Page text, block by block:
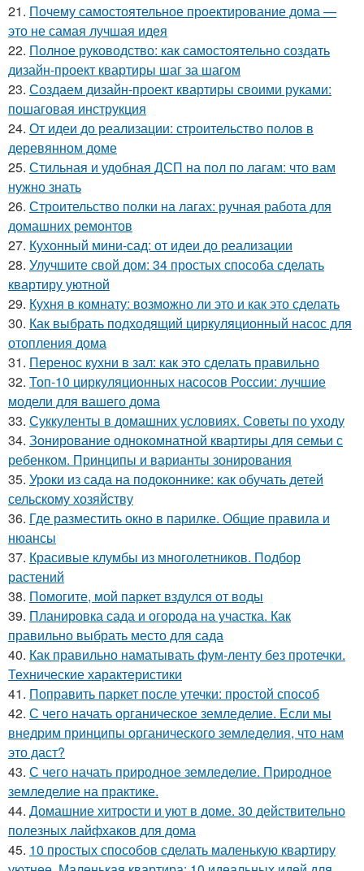
21. Почему самостоятельное проектирование дома —
это не самая лучшая идея
22. Полное руководство: как самостоятельно создать
дизайн-проект квартиры шаг за шагом
23. Создаем дизайн-проект квартиры своими руками:
пошаговая инструкция
24. От идеи до реализации: строительство полов в
деревянном доме
25. Стильная и удобная ДСП на пол по лагам: что вам
нужно знать
26. Строительство полки на лагах: ручная работа для
домашних ремонтов
27. Кухонный мини-сад: от идеи до реализации
28. Улучшите свой дом: 34 простых способа сделать
квартиру уютной
29. Кухня в комнату: возможно ли это и как это сделать
30. Как выбрать подходящий циркуляционный насос для
отопления дома
31. Перенос кухни в зал: как это сделать правильно
32. Топ-10 циркуляционных насосов России: лучшие
модели для вашего дома
33. Суккуленты в домашних условиях. Советы по уходу
34. Зонирование однокомнатной квартиры для семьи с
ребенком. Принципы и варианты зонирования
35. Уроки из сада на подоконнике: как обучать детей
сельскому хозяйству
36. Где разместить окно в парилке. Общие правила и
нюансы
37. Красивые клумбы из многолетников. Подбор
растений
38. Помогите, мой паркет вздулся от воды
39. Планировка сада и огорода на участка. Как
правильно выбрать место для сада
40. Как правильно наматывать фум-ленту без протечки.
Технические характеристики
41. Поправить паркет после утечки: простой способ
42. С чего начать органическое земледелие. Если мы
внедрим принципы органического земледелия, что нам
это даст?
43. С чего начать природное земледелие. Природное
земледелие на практике.
44. Домашние хитрости и уют в доме. 30 действительно
полезных лайфхаков для дома
45. 10 простых способов сделать маленькую квартиру